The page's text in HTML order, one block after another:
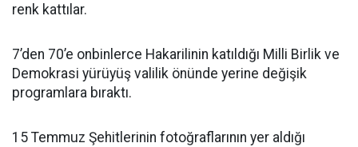
renk kattılar.
7’den 70’e onbinlerce Hakarilinin katıldığı Milli Birlik ve
Demokrasi yürüyüş valilik önünde yerine değişik
programlara bıraktı.
15 Temmuz Şehitlerinin fotoğraflarının yer aldığı